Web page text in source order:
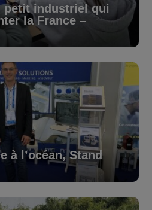
petit industriel qui
la France –
à l’océan, Stand